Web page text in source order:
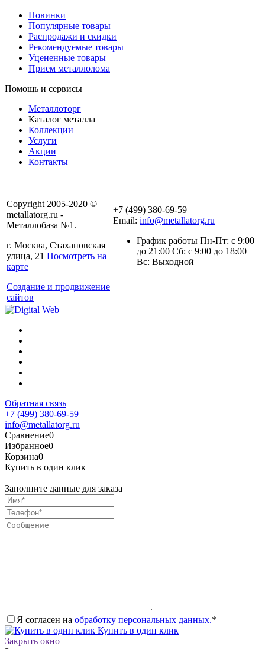
Новинки
Популярные товары
Распродажи и скидки
Рекомендуемые товары
Уцененные товары
Прием металлолома
Помощь и сервисы
Металлоторг
Каталог металла
Коллекции
Услуги
Акции
Контакты
Copyright 2005-2020 ©
metallatorg.ru -
Металлобаза №1.
г. Москва, Стахановская
улица, 21 Посмотреть на
карте
Создание и продвижение
сайтов
+7 (499) 380-69-59
Email: info@metallatorg.ru
График работы Пн-Пт: с 9:00
до 21:00 Сб: с 9:00 до 18:00
Вс: Выходной
Обратная связь
+7 (499) 380-69-59
info@metallatorg.ru
Сравнение0
Избранное0
Корзина0
Купить в один клик
Заполните данные для заказа
Я согласен на обработку персональных данных.*
Купить в один клик
Закрыть окно